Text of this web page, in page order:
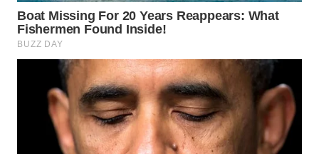
TAPANULI
TENGAH
WN DELI
SERDANG
WN
TEBING
TINGGI